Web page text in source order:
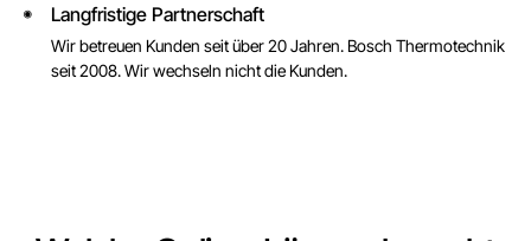
◉ Langfristige Partnerschaft
Wir betreuen Kunden seit über 20 Jahren. Bosch Thermotechnik
seit 2008. Wir wechseln nicht die Kunden.